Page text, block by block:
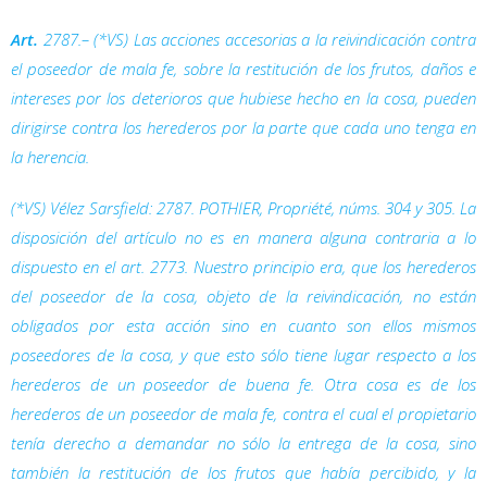
Art. 2787.– (*VS) Las acciones accesorias a la reivindicación contra
el poseedor de mala fe, sobre la restitución de los frutos, daños e
intereses por los deterioros que hubiese hecho en la cosa, pueden
dirigirse contra los herederos por la parte que cada uno tenga en
la herencia.
(*VS) Vélez Sarsfield: 2787. POTHIER, Propriété, núms. 304 y 305. La
disposición del artículo no es en manera alguna contraria a lo
dispuesto en el art. 2773. Nuestro principio era, que los herederos
del poseedor de la cosa, objeto de la reivindicación, no están
obligados por esta acción sino en cuanto son ellos mismos
poseedores de la cosa, y que esto sólo tiene lugar respecto a los
herederos de un poseedor de buena fe. Otra cosa es de los
herederos de un poseedor de mala fe, contra el cual el propietario
tenía derecho a demandar no sólo la entrega de la cosa, sino
también la restitución de los frutos que había percibido, y la